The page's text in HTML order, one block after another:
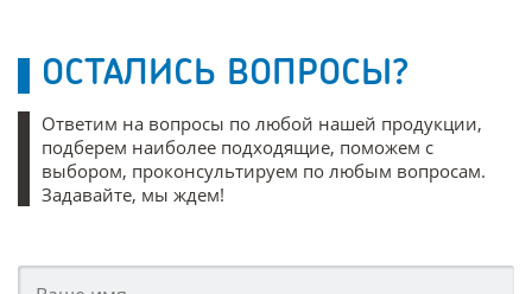
ОСТАЛИСЬ ВОПРОСЫ?
Ответим на вопросы по любой нашей продукции,
подберем наиболее подходящие, поможем с
выбором, проконсультируем по любым вопросам.
Задавайте, мы ждем!